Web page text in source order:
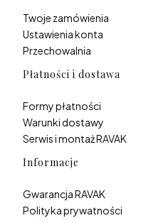
Twoje zamówienia
Ustawienia konta
Przechowalnia
Płatności i dostawa
Formy płatności
Warunki dostawy
Serwis i montaż RAVAK
Informacje
Gwarancja RAVAK
Polityka prywatności